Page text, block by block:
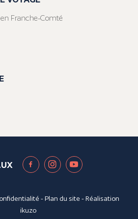
Franche-Comté
-Plan du site - Réalisation
ikuzo